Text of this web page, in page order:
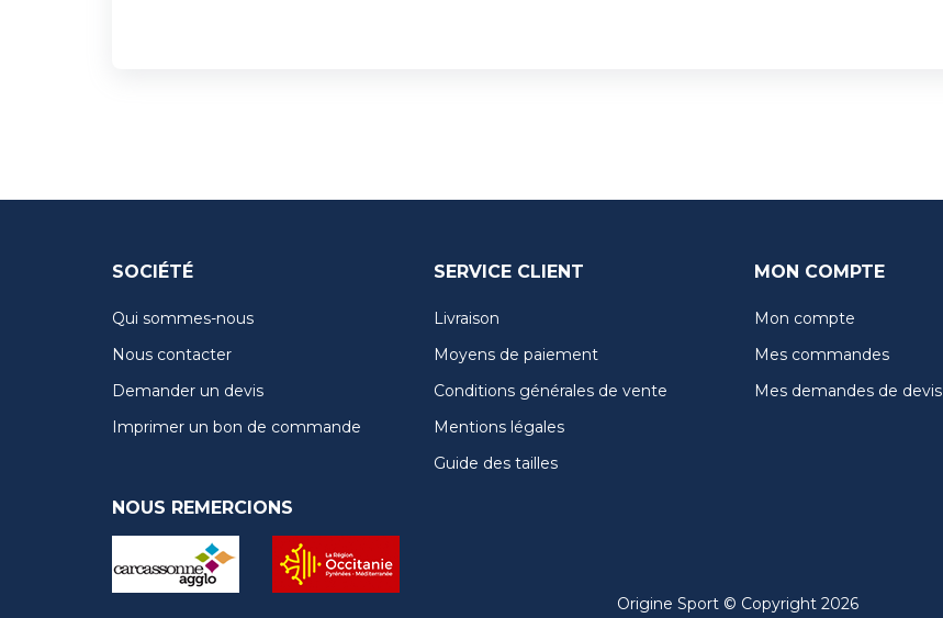
SOCIÉTÉ
Qui sommes-nous
Nous contacter
Demander un devis
Imprimer un bon de commande
NOUS REMERCIONS
SERVICE CLIENT
Livraison
Moyens de paiement
Conditions générales de vente
Mentions légales
Guide des tailles
MON COMPTE
Mon compte
Mes commandes
Mes demandes de devis
Origine Sport © Copyright 2026